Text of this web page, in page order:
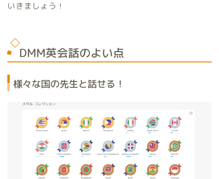
いきましょう！
DMM英会話のよい点
様々な国の先生と話せる！